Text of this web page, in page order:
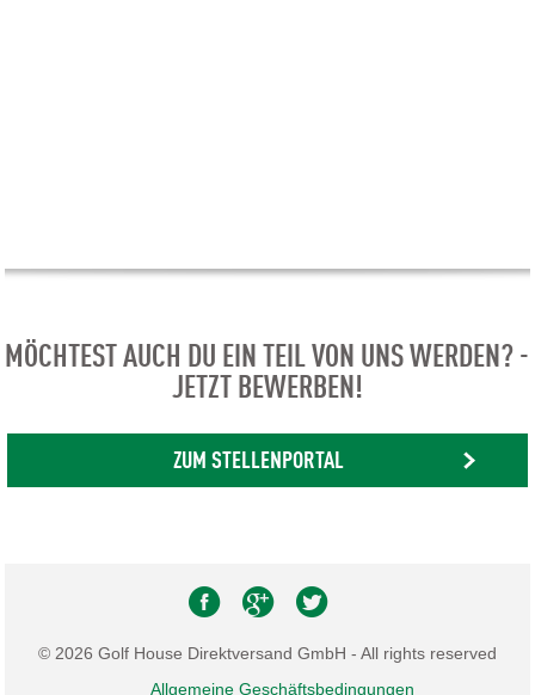
MÖCHTEST AUCH DU EIN TEIL VON UNS WERDEN? -
JETZT BEWERBEN!
ZUM STELLENPORTAL
© 2026 Golf House Direktversand GmbH - All rights reserved
Allgemeine Geschäftsbedingungen